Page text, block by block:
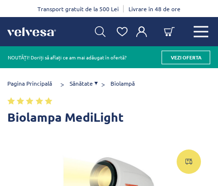
Transport gratuit de la 500 Lei Livrare în 48 de ore
NOUTĂȚI! Doriți să aflați ce am mai adăugat în ofertă? VEZI OFERTA
Pagina Principală Sănătate Biolampă
Biolampa MediLight